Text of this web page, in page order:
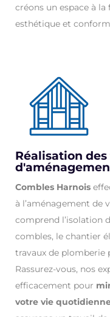
créons un espace à
esthétique et
Réalisation
Combles Harnois
à l’aménagement de
comprend l’isolation
combles, le chantier
travaux de plomberie
Rassurez-vous, nos
efficacement pour
votre vie